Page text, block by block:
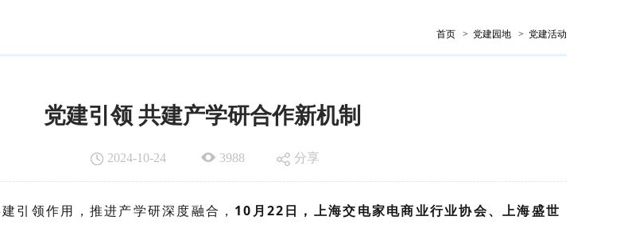
首页 > 党建园地 > 党建活动
党建引领 共建产学研合作新机制
2024-10-24 3988 分享
引领作用，推进产学研深度融合， 10月22日， 上海交电家电商业行业协会、上海盛世